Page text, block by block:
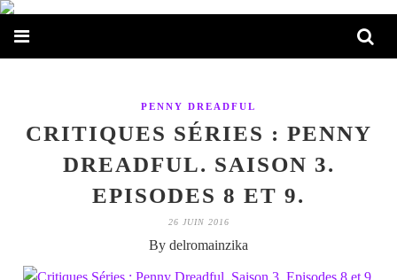
PENNY DREADFUL
CRITIQUES SÉRIES : PENNY
DREADFUL. SAISON 3.
EPISODES 8 ET 9.
26 JUIN 2016
By delromainzika